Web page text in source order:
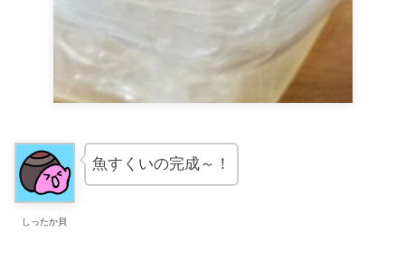
しったか貝
魚すくいの完成～！